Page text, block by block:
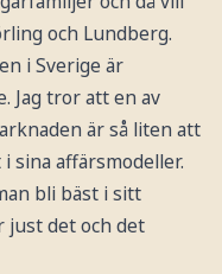
och Lundberg.
i Sverige är
Jag tror att en av
är så liten att
sina affärsmodeller.
bli bäst i sitt
just det och det